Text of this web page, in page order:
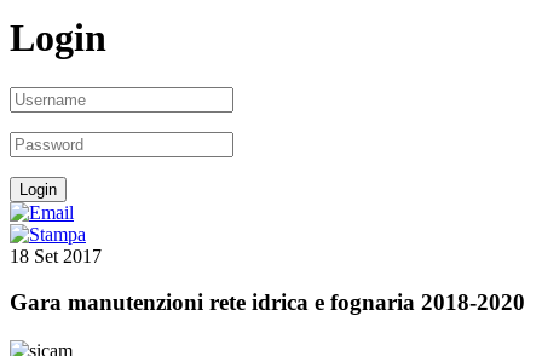
Login
18 Set 2017
Gara manutenzioni rete idrica e fognaria 2018-2020